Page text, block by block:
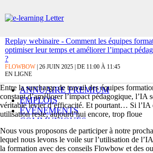
DOSSIERS
ANNUAIRE PREMIUM
EMPLOIS
ÉVÉNEMENTS
COMMUNIQUÉS
LES PLUS LUS
INSCRIPTION NEWSLETTER
Replay webinaire - Comment les équipes
optimiser leur temps et améliorer l’impact
?
FLOWBOW| 26 JUIN 2025 | DE 11:00 À 11:45
EN LIGNE
Entre la surcharge de travail des équipes
constant d’améliorer l’impact pédagogique, l’IA
véritable levier d’efficacité. Et pourtant… Si l’IA
utilisation reste, aujourd’hui encore, trop floue
Nous vous proposons de participer à notre
lequel nous levons le voile sur l’utilisation de
la formation avec des conseils Flowbow et des